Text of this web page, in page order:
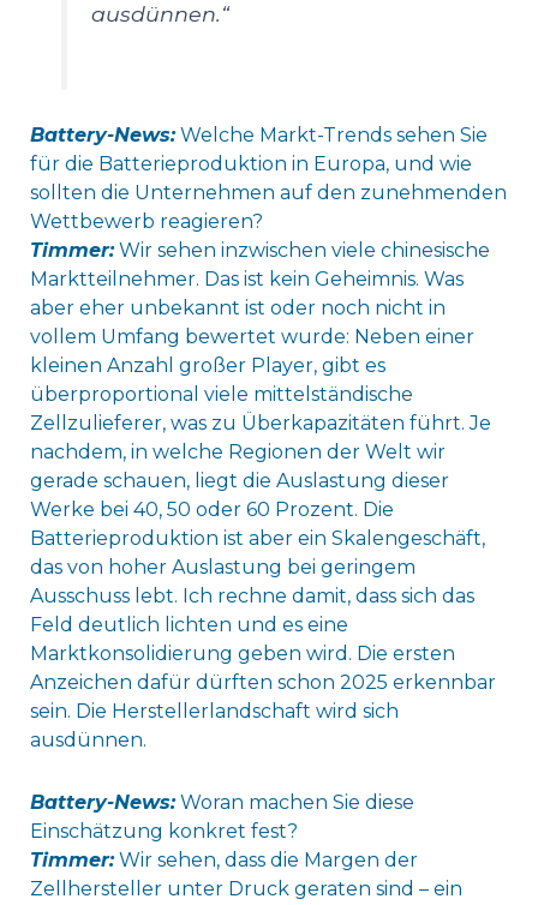
ausdünnen.“
Battery-News:Welche Markt-Trends sehen Sie
für die Batterieproduktion in Europa, und wie
sollten die Unternehmen auf den zunehmenden
Wettbewerb reagieren?
Timmer:Wir sehen inzwischen viele chinesische
Marktteilnehmer. Das ist kein Geheimnis. Was
aber eher unbekannt ist oder noch nicht in
vollem Umfang bewertet wurde: Neben einer
kleinen Anzahl großer Player, gibt es
überproportional viele mittelständische
Zellzulieferer, was zu Überkapazitäten führt. Je
nachdem, in welche Regionen der Welt wir
gerade schauen, liegt die Auslastung dieser
Werke bei 40, 50 oder 60 Prozent. Die
Batterieproduktion ist aber ein Skalengeschäft,
das von hoher Auslastung bei geringem
Ausschuss lebt. Ich rechne damit, dass sich das
Feld deutlich lichten und es eine
Marktkonsolidierung geben wird. Die ersten
Anzeichen dafür dürften schon 2025 erkennbar
sein. Die Herstellerlandschaft wird sich
ausdünnen.
Battery-News:Woran machen Sie diese
Einschätzung konkret fest?
Timmer:Wir sehen, dass die Margen der
Zellhersteller unter Druck geraten sind – ein